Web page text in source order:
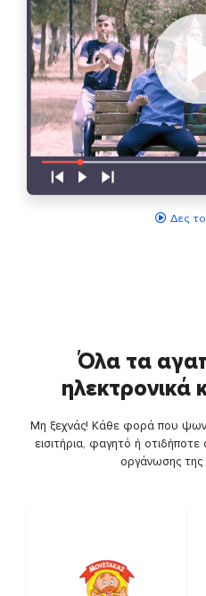
Δες
Όλα τα
ηλεκτρονικά
Μη ξεχνάς! Κάθε φορά που
εισιτήρια, φαγητό ή οτιδήποτε
οργάνωσης της